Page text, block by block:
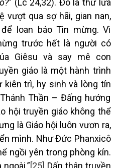
” (Lc 24,32). Đó là thứ lửa
vượt qua sợ hãi, gian nan,
loan báo Tin mừng. Vì
trước hết là người có
Giêsu và say mê con
giáo là một hành trình
trì, hy sinh và lòng tín
Thần – Đấng hướng
hội truyền giáo không thể
là Giáo hội luôn vươn ra,
mình. Như Đức Phanxicô
ngồi yên trong phòng kín.